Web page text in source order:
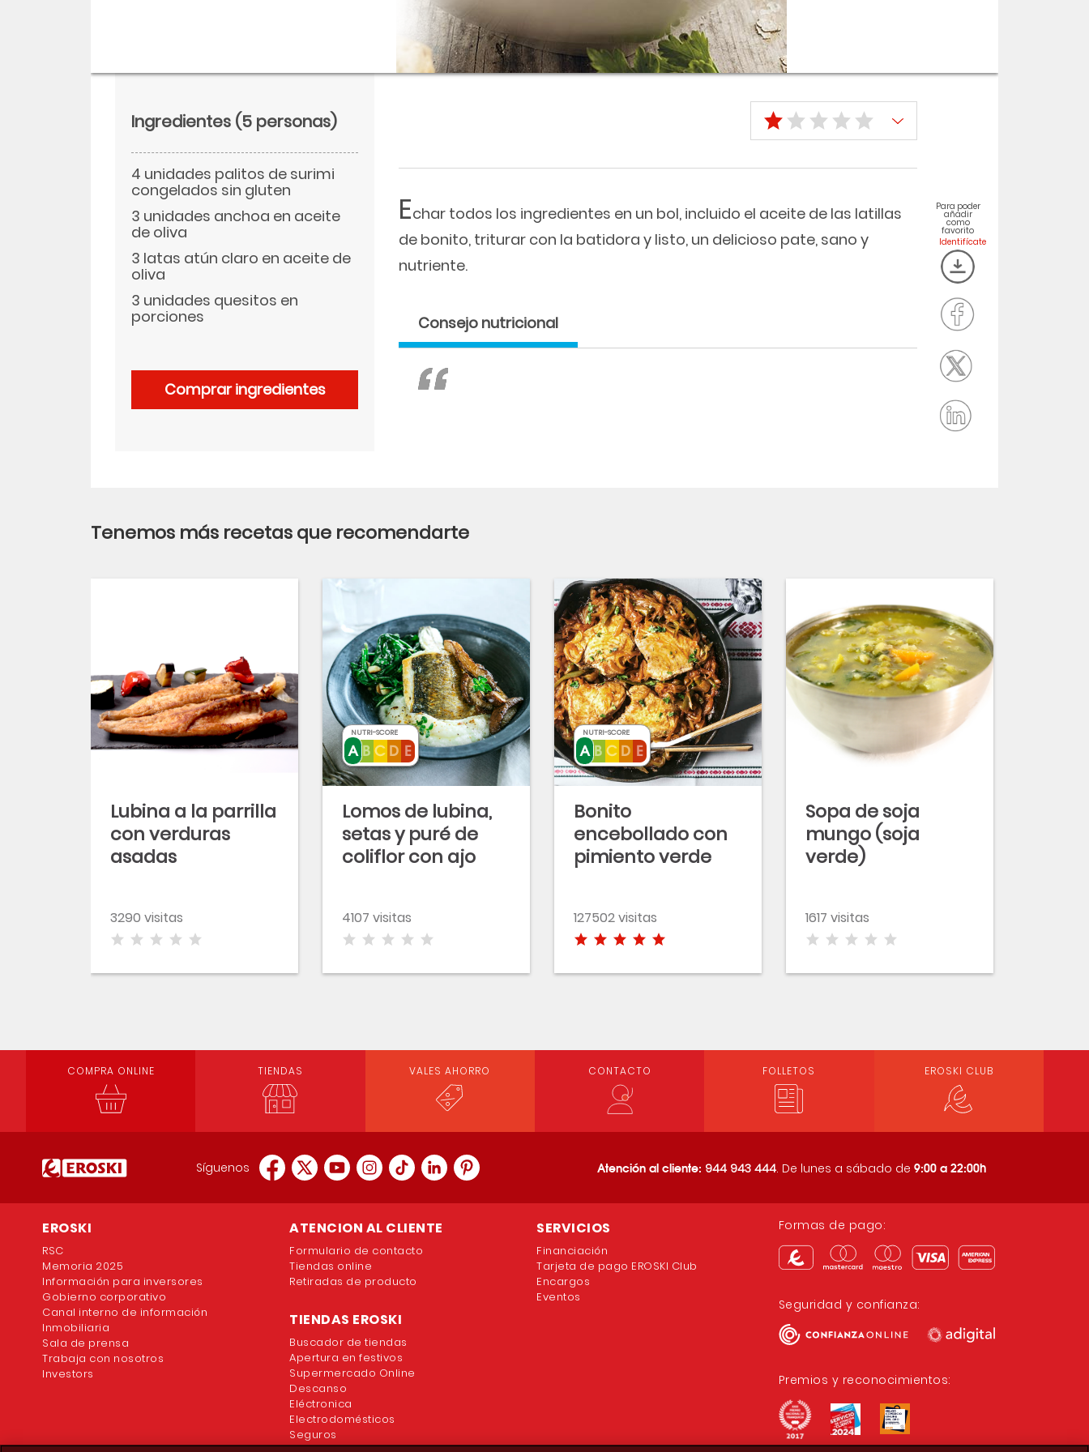
Echar todos los ingredientes en un bol, incluido el aceite de las latillas
de bonito, triturar con la batidora y listo, un delicioso pate, sano y
nutriente.
Consejo nutricional
Para poder
añadir
como
favorito
Ingredientes (5 personas)
4 unidades palitos de surimi
congelados sin gluten
3 unidades anchoa en aceite
de oliva
3 latas atún claro en aceite de
oliva
3 unidades quesitos en
porciones
Comprar ingredientes
Tenemos más recetas que recomendarte
Lubina a la parrilla
con verduras
asadas
3290 visitas
Lomos de lubina,
setas y puré de
coliflor con ajo
4107 visitas
NUTRI-SCORE
Bonito
encebollado con
pimiento verde
127502 visitas
NUTRI-SCORE
Sopa de soja
mungo (soja
verde)
1617 visitas
COMPRA ONLINE TIENDAS VALES AHORRO CONTACTO FOLLETOS EROSKI CLUB
Síguenos Atención al cliente: 944 943 444. De lunes a sábado de 9:00 a 22:00h
EROSKI
RSC
Memoria 2025
Información para inversores
Gobierno corporativo
Canal interno de información
Inmobiliaria
Sala de prensa
Trabaja con nosotros
Investors
ATENCION AL CLIENTE
Formulario de contacto
Tiendas online
Retiradas de producto
TIENDAS EROSKI
Buscador de tiendas
Apertura en festivos
Supermercado Online
Descanso
Eléctronica
Electrodomésticos
Seguros
SERVICIOS
Financiación
Tarjeta de pago EROSKI Club
Encargos
Eventos
Formas de pago:
Seguridad y confianza:
Premios y reconocimientos: